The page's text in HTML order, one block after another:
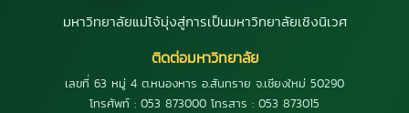
มหาวิทยาลัยแม่โจ้มุ่งสู่การเป็นมหาวิทยาลัยเชิงนิเวศ
ติดต่อมหาวิทยาลัย
เลขที่ 63 หมู่ 4 ต.หนองหาร อ.สันทราย จ.เชียงใหม่ 50290
โทรศัพท์ : 053 873000 โทรสาร : 053 873015